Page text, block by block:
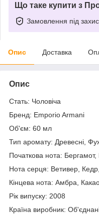
Що таке купити з
Замовлення під
Опис Доставка
Опис
Стать: Чоловіча
Бренд: Emporio Armani
Об'єм: 60 мл
Тип аромату: Древесні,
Початкова нота:
Нота серця: Ветивер,
Кінцева нота: Амбра,
Рік випуску: 2008
Країна виробник: